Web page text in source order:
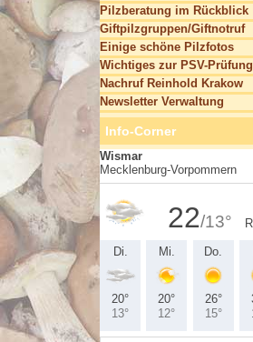
Pilzberatung im Rückblick
Giftpilzgruppen/Giftnotruf
Einige schöne Pilzfotos
Wichtiges zur PSV-Prüfung
Nachruf Reinhold Krakow
Newsletter Verwaltung
Info-Corner